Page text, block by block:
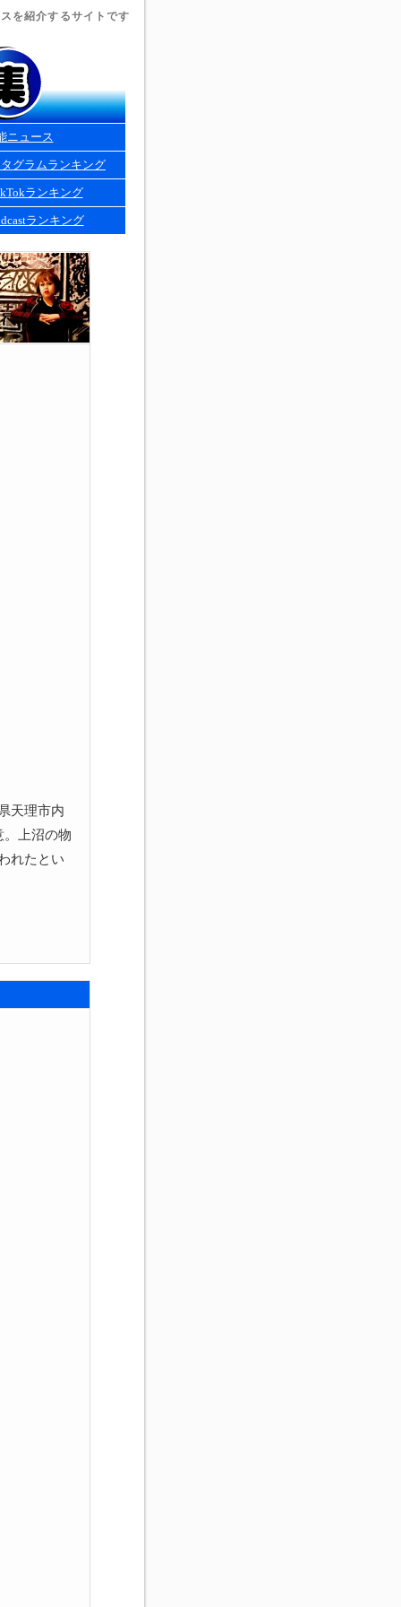
を紹介するサイトです
ニュース
グラムランキング
ランキング
ランキング
天理市内
。上沼の物
れたとい